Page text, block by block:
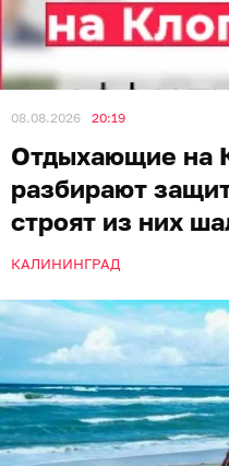
08.08.2026 20:19
Отдыхающие на
разбирают
строят из них
КАЛИНИНГРАД